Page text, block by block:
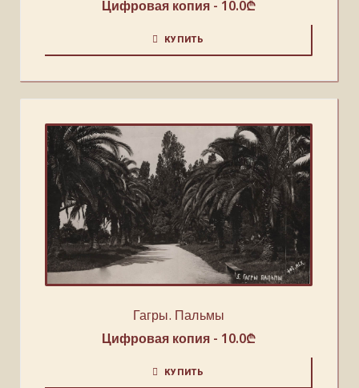
Цифровая копия - 10.0₾
КУПИТЬ
Гагры. Пальмы
Цифровая копия - 10.0₾
КУПИТЬ